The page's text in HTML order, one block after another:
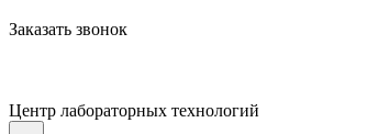
Заказать звонок
Центр лабораторных технологий